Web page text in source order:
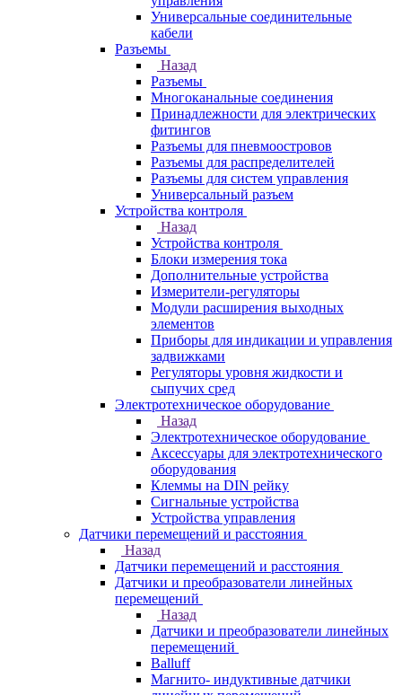
Универсальные соединительные
кабели
Разъемы
Назад
Разъемы
Многоканальные соединения
Принадлежности для электрических
фитингов
Разъемы для пневмоостровов
Разъемы для распределителей
Разъемы для систем управления
Универсальный разъем
Устройства контроля
Назад
Устройства контроля
Блоки измерения тока
Дополнительные устройства
Измерители-регуляторы
Модули расширения выходных
элементов
Приборы для индикации и управления
задвижками
Регуляторы уровня жидкости и
сыпучих сред
Электротехническое оборудование
Назад
Электротехническое оборудование
Аксессуары для электротехнического
оборудования
Клеммы на DIN рейку
Сигнальные устройства
Устройства управления
Датчики перемещений и расстояния
Назад
Датчики перемещений и расстояния
Датчики и преобразователи линейных
перемещений
Назад
Датчики и преобразователи линейных
перемещений
Balluff
Магнито- индуктивные датчики